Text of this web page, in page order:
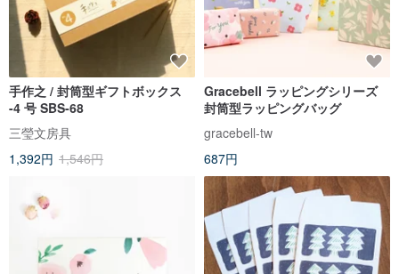
手作之 / 封筒型ギフトボックス
-4 号 SBS-68
三瑩文房具
1,392円 1,546円
Gracebell ラッピングシリーズ
封筒型ラッピングバッグ
gracebell-tw
687円